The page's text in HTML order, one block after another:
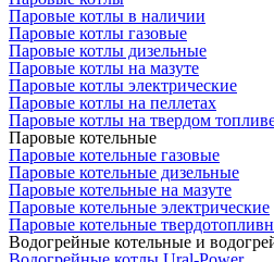
Паровые котлы в наличии
Паровые котлы газовые
Паровые котлы дизельные
Паровые котлы на мазуте
Паровые котлы электрические
Паровые котлы на пеллетах
Паровые котлы на твердом
Паровые котельные
Паровые котельные газовые
Паровые котельные дизельные
Паровые котельные на мазуте
Паровые котельные электрические
Паровые котельные
Водогрейные котельные и